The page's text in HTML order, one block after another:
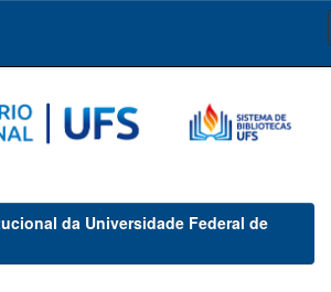
da Universidade Federal de